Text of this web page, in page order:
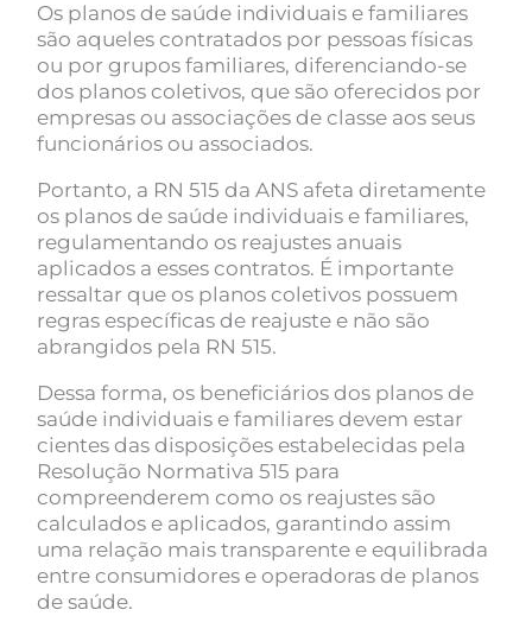
Os planos de saúde individuais e familiares
são aqueles contratados por pessoas físicas
ou por grupos familiares, diferenciando-se
dos planos coletivos, que são oferecidos por
empresas ou associações de classe aos seus
funcionários ou associados.
Portanto, a RN 515 da ANS afeta diretamente
os planos de saúde individuais e familiares,
regulamentando os reajustes anuais
aplicados a esses contratos. É importante
ressaltar que os planos coletivos possuem
regras específicas de reajuste e não são
abrangidos pela RN 515.
Dessa forma, os beneficiários dos planos de
saúde individuais e familiares devem estar
cientes das disposições estabelecidas pela
Resolução Normativa 515 para
compreenderem como os reajustes são
calculados e aplicados, garantindo assim
uma relação mais transparente e equilibrada
entre consumidores e operadoras de planos
de saúde.